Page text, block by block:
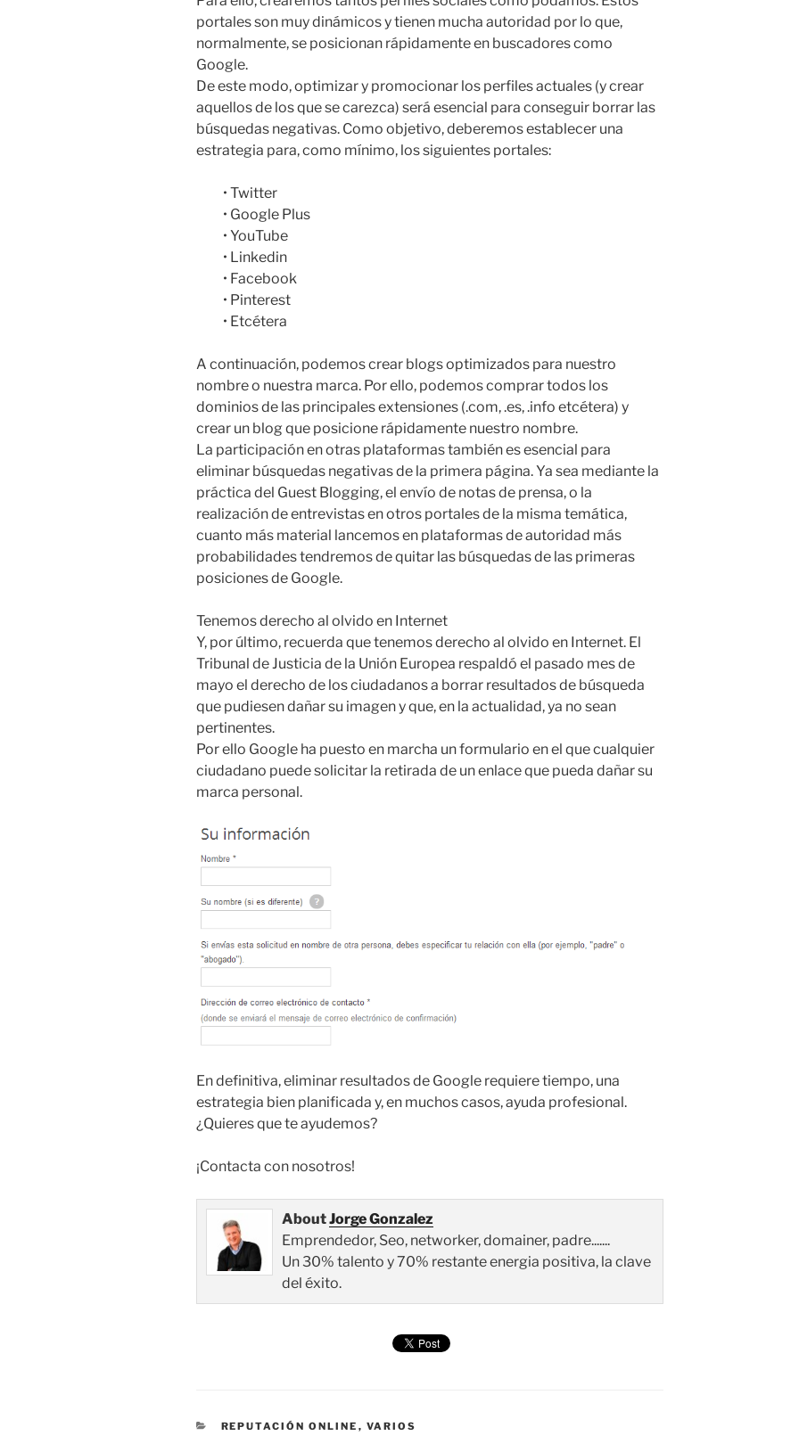
portales son muy dinámicos y tienen mucha autoridad por lo que,
normalmente, se posicionan rápidamente en buscadores como
Google.
De este modo, optimizar y promocionar los perfiles actuales (y crear
aquellos de los que se carezca) será esencial para conseguir borrar las
búsquedas negativas. Como objetivo, deberemos establecer una
estrategia para, como mínimo, los siguientes portales:
• Twitter
• Google Plus
• YouTube
• Linkedin
• Facebook
• Pinterest
• Etcétera
A continuación, podemos crear blogs optimizados para nuestro
nombre o nuestra marca. Por ello, podemos comprar todos los
dominios de las principales extensiones (.com, .es, .info etcétera) y
crear un blog que posicione rápidamente nuestro nombre.
La participación en otras plataformas también es esencial para
eliminar búsquedas negativas de la primera página. Ya sea mediante la
práctica del Guest Blogging, el envío de notas de prensa, o la
realización de entrevistas en otros portales de la misma temática,
cuanto más material lancemos en plataformas de autoridad más
probabilidades tendremos de quitar las búsquedas de las primeras
posiciones de Google.
Tenemos derecho al olvido en Internet
Y, por último, recuerda que tenemos derecho al olvido en Internet. El
Tribunal de Justicia de la Unión Europea respaldó el pasado mes de
mayo el derecho de los ciudadanos a borrar resultados de búsqueda
que pudiesen dañar su imagen y que, en la actualidad, ya no sean
pertinentes.
Por ello Google ha puesto en marcha un formulario en el que cualquier
ciudadano puede solicitar la retirada de un enlace que pueda dañar su
marca personal.
En definitiva, eliminar resultados de Google requiere tiempo, una
estrategia bien planificada y, en muchos casos, ayuda profesional.
¿Quieres que te ayudemos?
¡Contacta con nosotros!
AboutJorge Gonzalez
Emprendedor, Seo, networker, domainer, padre.......
Un 30% talento y 70% restante energia positiva, la clave
del éxito.
CATEGORÍAS
REPUTACIÓN ONLINE , VARIOS